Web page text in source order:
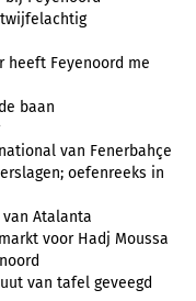
heeft Feyenoord me
baan
van Fenerbahçe
oefenreeks in
Atalanta
voor Hadj Moussa
van tafel geveegd